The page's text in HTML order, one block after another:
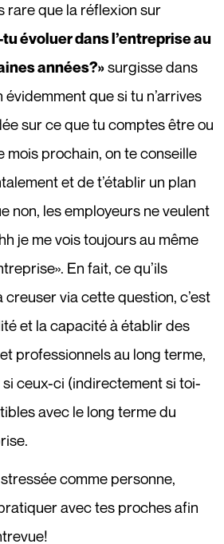
rare que la réflexion sur
évoluer dans l’entreprise au
années?»surgisse dans
que si tu n’arrives
sur ce que tu comptes être ou
mois prochain, on te conseille
et de t’établir un plan
non, les employeurs ne veulent
je me vois toujours au même
En fait, ce qu’ils
via cette question, c’est
et la capacité à établir des
professionnels au long terme,
ceux-ci (indirectement si toi-
avec le long terme du
comme personne,
avec tes proches afin